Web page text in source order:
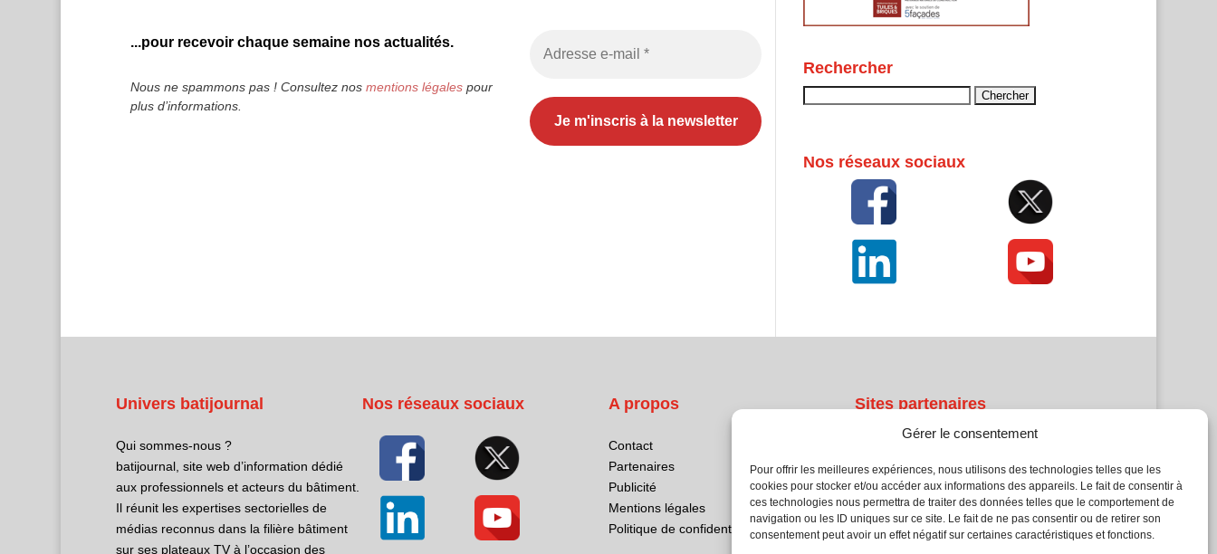
Gérer le consentement
Pour offrir les meilleures expériences, nous utilisons des technologies telles que les
cookies pour stocker et/ou accéder aux informations des appareils. Le fait de consentir à
ces technologies nous permettra de traiter des données telles que le comportement de
navigation ou les ID uniques sur ce site. Le fait de ne pas consentir ou de retirer son
consentement peut avoir un effet négatif sur certaines caractéristiques et fonctions.
...pour recevoir chaque semaine nos actualités.
Nous ne spammons pas ! Consultez nos mentions légalespour
plus d’informations.
Rechercher
Nos réseaux sociaux
Univers batijournal
Qui sommes-nous ?
batijournal, site web d’information dédié
aux professionnels et acteurs du bâtiment.
Il réunit les expertises sectorielles de
médias reconnus dans la filière bâtiment
sur ses plateaux TV à l’occasion des
Nos réseaux sociaux A propos
Contact
Partenaires
Publicité
Mentions légales
Politique de confidentialité
Sites partenaires
Atrium Patrimoine
Kiosque 21
L'Atelier Bois
Planète Bâtiment